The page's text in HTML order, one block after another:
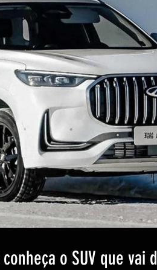
o SUV que vai